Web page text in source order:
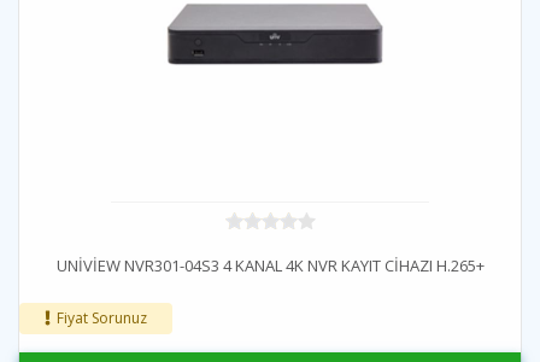
UNİVİEW NVR301-04S3 4 KANAL 4K NVR KAYIT CİHAZI H.265+
Fiyat Sorunuz